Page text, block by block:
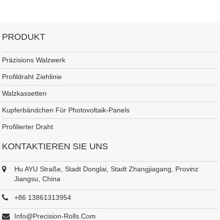
PRODUKT
Präzisions Walzwerk
Profildraht Ziehlinie
Walzkassetten
Kupferbändchen Für Photovoltaik-Panels
Profilierter Draht
KONTAKTIEREN SIE UNS
Hu AYU Straße, Stadt Donglai, Stadt Zhangjiagang, Provinz
Jiangsu, China
+86 13861313954
Info@precision-Rolls.com